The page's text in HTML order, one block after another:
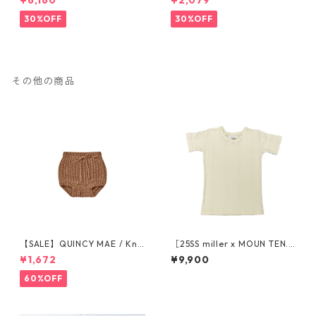
6a]
30%OFF
y
30%OFF
その他の商品
【SALE】QUINCY MAE / Knit
Tie Bloomer (12-18M/18-24
M/2-3Y)
¥1,672
60%OFF
［25SS miller x MOUN TEN.
Exclusive］2-pack Tee （ivo
ry / brown） 95/110/125/140
¥9,900